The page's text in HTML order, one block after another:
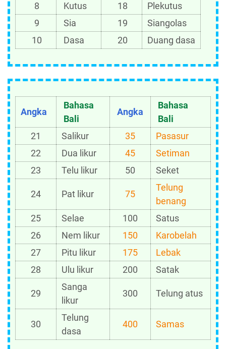
8
Kutus 18
Plekutus
9
Sia 19
Siangolas
10
Dasa 20 Duang dasa
Angka
Bahasa
Bali
Angka
Bahasa
Bali
21
Salikur 35
Pasasur
22
Dua likur 45
Setiman
23
Telu likur 50 Seket
24 Pat likur 75
Telung
benang
25
Selae 100
Satus
26
Nem likur 150
Karobelah
27
Pitu likur 175
Lebak
28
Ulu likur 200 Satak
29
Sanga
likur
300 Telung atus
30
Telung
dasa
400 Samas